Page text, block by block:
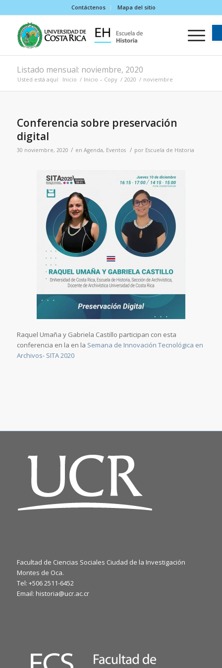
Contáctenos Mapa del sitio
Listado mensual: noviembre, 2020
Usted está aquí: Inicio / Inicio – Copy / 2020 / noviembre
Conferencia sobre preservación
digital
30 noviembre, 2020 / en Agenda, Eventos / por Escuela de Historia
Raquel Umaña y Gabriela Castillo participan con esta
conferencia en la en la Semana de Innovación Tecnológica en
Archivos- SITA 2020
Facultad de Ciencias Sociales Ciudad de la Investigación
Montes de Oca.
Tel: +506 2511-6452
Email: historia@ucr.ac.cr